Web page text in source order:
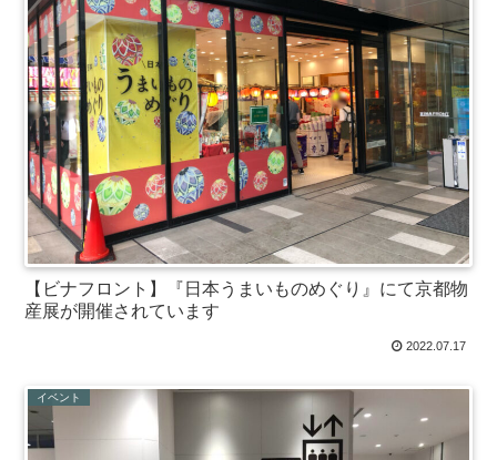
【ビナフロント】『日本うまいものめぐり』にて京都物
産展が開催されています
2022.07.17
イベント